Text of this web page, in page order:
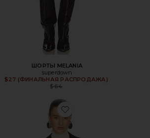
ШОРТЫ MELANIA
superdown
$27 (ФИНАЛЬНАЯ РАСПРОДАЖА)
Previous price:
$64
Favorite БЛЕЙЗЕР STRIPE